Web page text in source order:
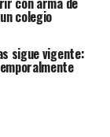
colegio
sigue vigente: